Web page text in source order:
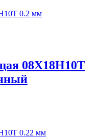
08Х18Н10Т